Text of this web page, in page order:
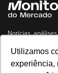
Utilizamos
experiência,
Notícias,
Navegue no